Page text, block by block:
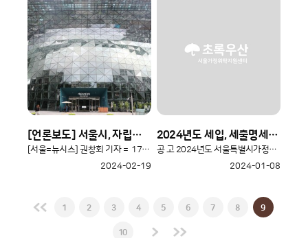
[언론보도] 서울시, 자립준비청년 정착금 1500만원→2000만원 인상(2024.02.07.보도)
[서울=뉴시스] 권창회 기자 = 17일 오전 서울 중구 서울시..
2024-02-19
2024년도 세입, 세출명세서 및 2023년도 2차 추경 예산 공고
공 고 2024년도 서울특별시가정위탁지원센터 세입, 세출명세서 ..
2024-01-08
1 2 3 4 5 6 7 8 9
10